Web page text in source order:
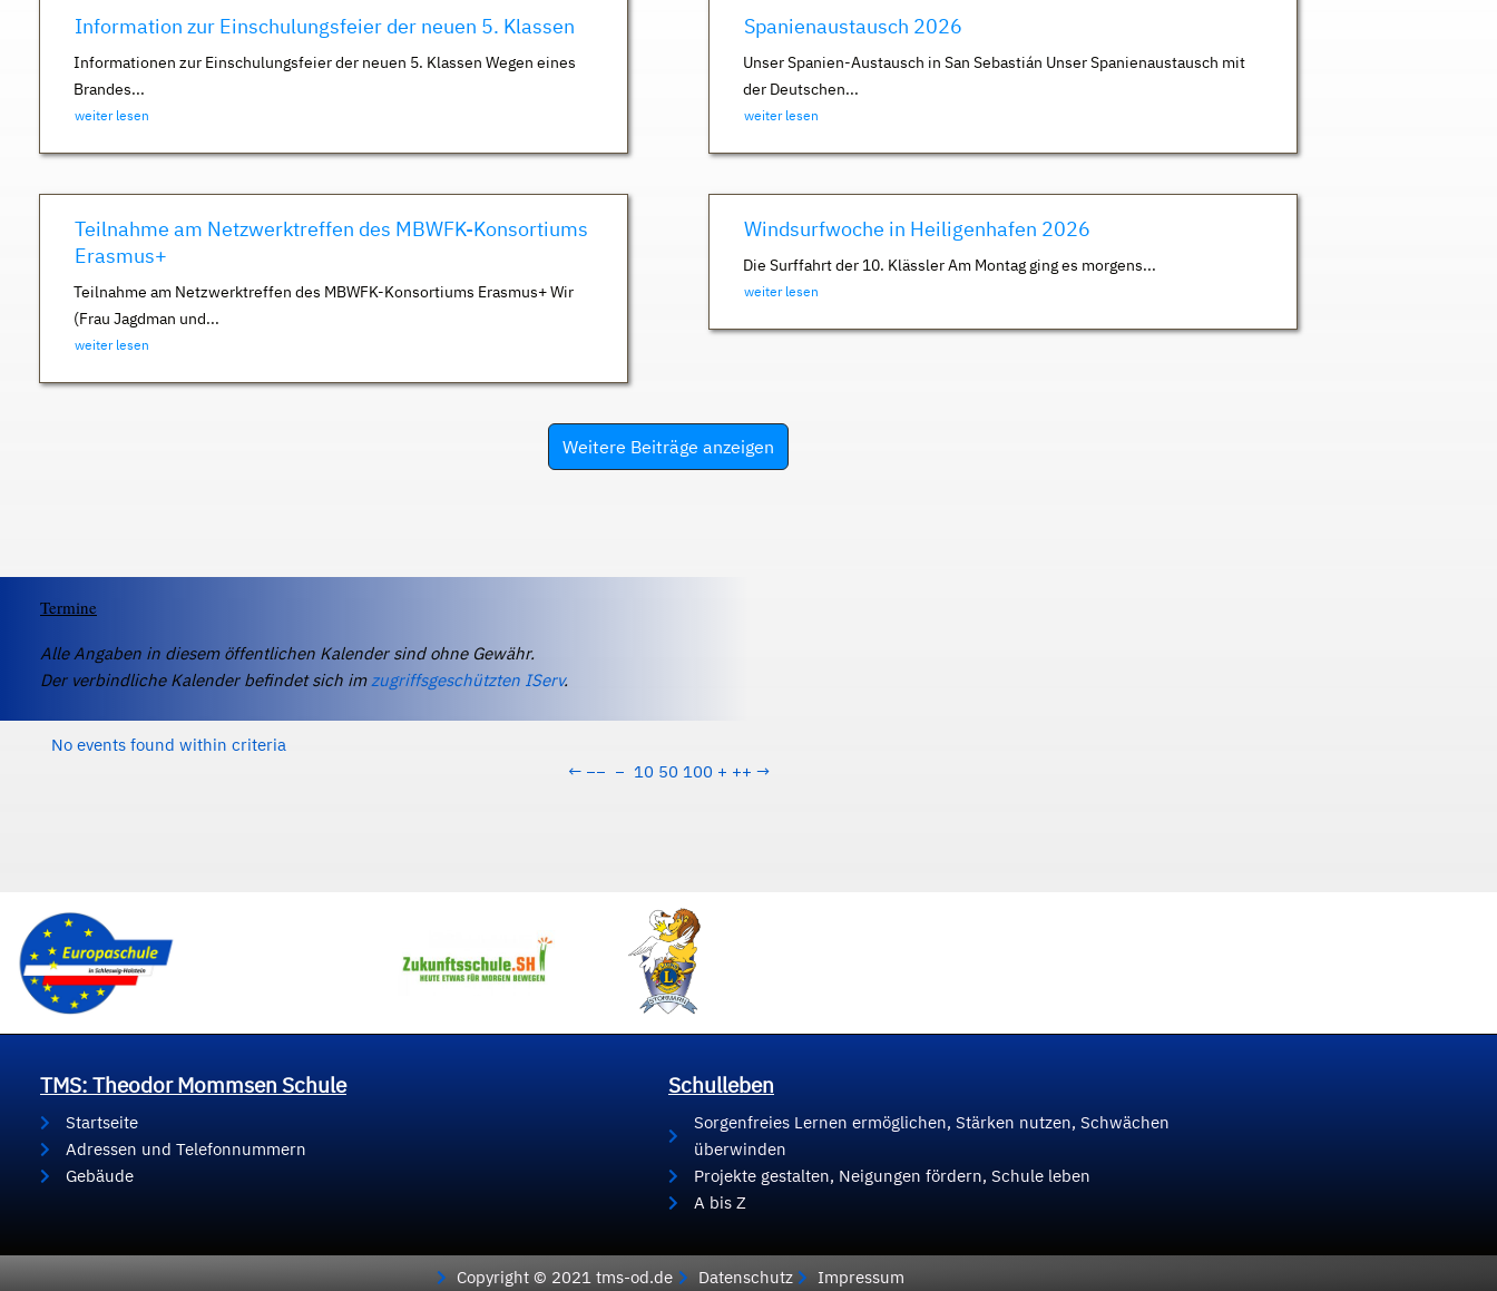
Information zur Einschulungsfeier der neuen 5. Klassen
Informationen zur Einschulungsfeier der neuen 5. Klassen Wegen eines
Brandes...
weiter lesen
Spanienaustausch 2026
Unser Spanien-Austausch in San Sebastián Unser Spanienaustausch mit
der Deutschen...
weiter lesen
Teilnahme am Netzwerktreffen des MBWFK-Konsortiums
Erasmus+
Teilnahme am Netzwerktreffen des MBWFK-Konsortiums Erasmus+ Wir
(Frau Jagdman und...
weiter lesen
Windsurfwoche in Heiligenhafen 2026
Die Surffahrt der 10. Klässler Am Montag ging es morgens...
weiter lesen
Weitere Beiträge anzeigen
Termine
Alle Angaben in diesem öffentlichen Kalender sind ohne Gewähr.
Der verbindliche Kalender befindet sich imzugriffsgeschützten IServ.
No events found within criteria
← −− − 10 50 100 + ++ →
TMS: Theodor Mommsen Schule
Startseite
Adressen und Telefonnummern
Gebäude
Schulleben
Sorgenfreies Lernen ermöglichen, Stärken nutzen, Schwächen
überwinden
Projekte gestalten, Neigungen fördern, Schule leben
A bis Z
Copyright © 2021 tms-od.de Datenschutz Impressum